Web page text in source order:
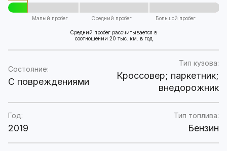
Малый пробег Средний пробег Большой пробег
Средний пробег рассчитывается в
соотношении 20 тыс. км. в год
Состояние:
C повреждениями
Тип кузова:
Кроссовер; паркетник;
внедорожник
Год:
2019
Тип топлива:
Бензин